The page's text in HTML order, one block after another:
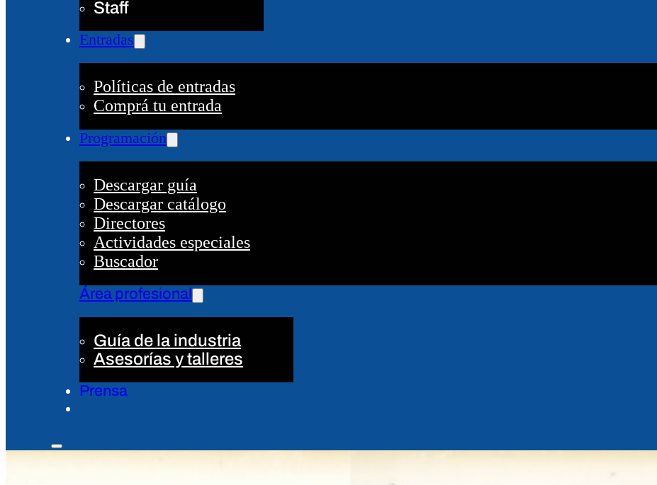
Staff
Entradas
Políticas de entradas
Comprá tu entrada
Programación
Descargar guía
Descargar catálogo
Directores
Actividades especiales
Buscador
Área profesional
Guía de la industria
Asesorías y talleres
Prensa